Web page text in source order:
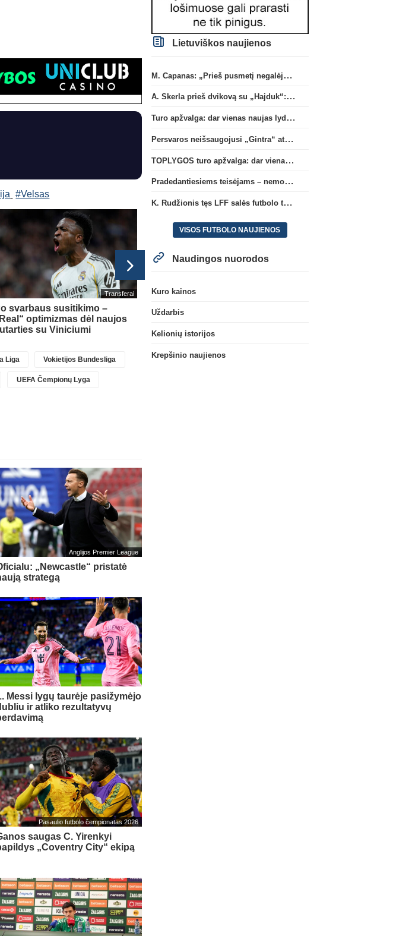
#Velsas
Transferai
svarbaus susitikimo –
optimizmas dėl naujos
su Viniciumi
S. Adali: „Besiktas“ klubas
atvykimu“
Liga Vokietijos Bundesliga
UEFA Čempionų Lyga
Anglijos Premier League
„Newcastle“ pristatė
strategą
Messi lygų taurėje pasižymėjo
ir atliko rezultatyvų
Pasaulio futbolo čempionatas 2026
saugas C. Yirenkyi
„Coventry City“ ekipą
Lietuviškos naujienos
M. Capanas: „Prieš pusmetį negalėjau net įsivaizduoti, kad žaisime prieš „Hajduk“
A. Skerla prieš dvikovą su „Hajduk“: „Tai kito kalibro komanda“
Turo apžvalga: dar vienas naujas lyderis
Persvaros neišsaugojusi „Gintra“ atrankos pusfinalyje nusileido Škotijos čempionėms
TOPLYGOS turo apžvalga: dar vienas naujas lyderis
Pradedantiesiems teisėjams – nemokamas seminaras Vilniuje šį penktadienį
K. Rudžionis tęs LFF salės futbolo techninio direktoriaus veiklą
VISOS FUTBOLO NAUJIENOS
Naudingos nuorodos
Kuro kainos
Uždarbis
Kelionių istorijos
Krepšinio naujienos